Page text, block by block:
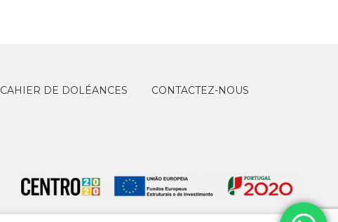
CAHIER DE DOLÉANCES CONTACTEZ-NOUS